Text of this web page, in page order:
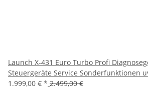
Launch X-431 Euro Turbo Profi
Steuergeräte Service Sonderfunktionen
1.999,00 € * 2.499,00 €